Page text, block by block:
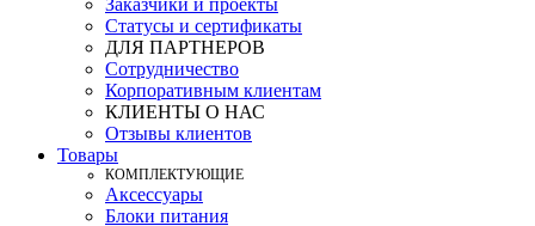
Заказчики и проекты
Статусы и сертификаты
ДЛЯ ПАРТНЕРОВ
Сотрудничество
Корпоративным клиентам
КЛИЕНТЫ О НАС
Отзывы клиентов
Товары
КOМПЛЕКТУЮЩИЕ
Аксессуары
Блоки питания